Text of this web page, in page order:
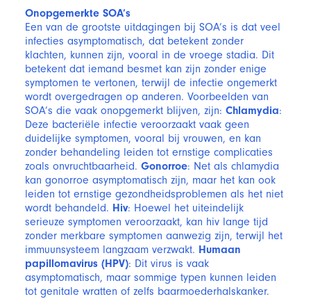
Onopgemerkte SOA’s
Een van de grootste uitdagingen bij SOA’s is dat veel
infecties asymptomatisch, dat betekent zonder
klachten, kunnen zijn, vooral in de vroege stadia. Dit
betekent dat iemand besmet kan zijn zonder enige
symptomen te vertonen, terwijl de infectie ongemerkt
wordt overgedragen op anderen. Voorbeelden van
SOA’s die vaak onopgemerkt blijven, zijn: Chlamydia:
Deze bacteriële infectie veroorzaakt vaak geen
duidelijke symptomen, vooral bij vrouwen, en kan
zonder behandeling leiden tot ernstige complicaties
zoals onvruchtbaarheid. Gonorroe: Net als chlamydia
kan gonorroe asymptomatisch zijn, maar het kan ook
leiden tot ernstige gezondheidsproblemen als het niet
wordt behandeld. Hiv: Hoewel het uiteindelijk
serieuze symptomen veroorzaakt, kan hiv lange tijd
zonder merkbare symptomen aanwezig zijn, terwijl het
immuunsysteem langzaam verzwakt. Humaan
papillomavirus (HPV): Dit virus is vaak
asymptomatisch, maar sommige typen kunnen leiden
tot genitale wratten of zelfs baarmoederhalskanker.